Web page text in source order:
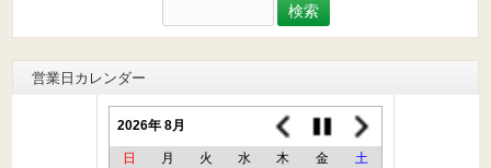
索:
営業日カレンダー
2026年 8月
日 月 火 水 木 金
土